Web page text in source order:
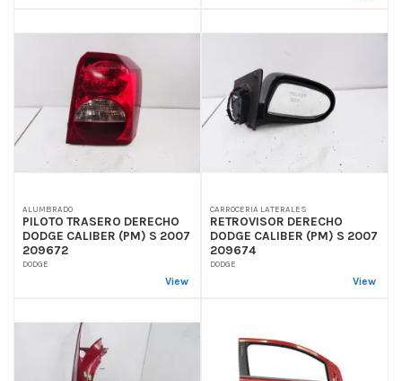
ALUMBRADO
PILOTO TRASERO DERECHO
DODGE CALIBER (PM) S 2007
209672
DODGE
View
CARROCERIA LATERALES
RETROVISOR DERECHO
DODGE CALIBER (PM) S 2007
209674
DODGE
View